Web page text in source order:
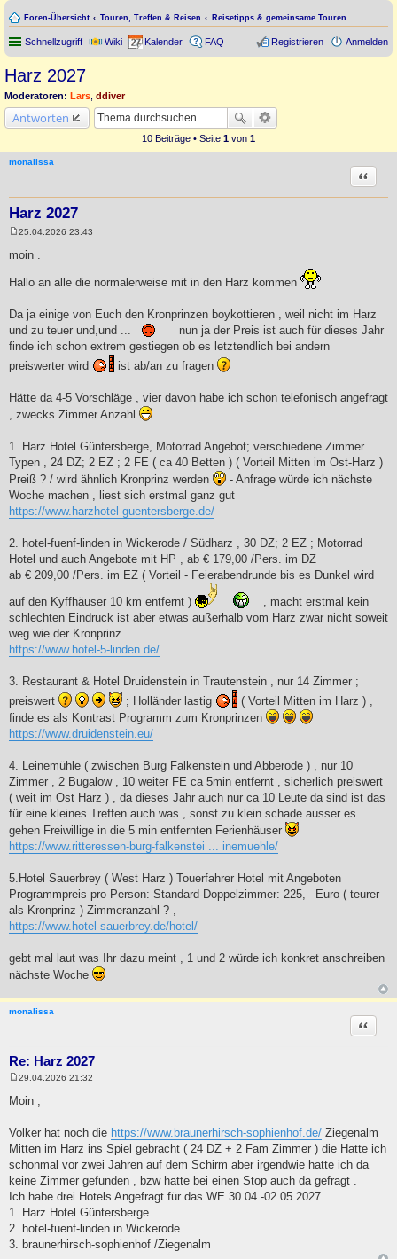
Foren-Übersicht Touren, Treffen & Reisen Reisetipps & gemeinsame Touren
Schnellzugriff Wiki Kalender FAQ Anmelden
Registrieren
Harz 2027
Moderatoren: Lars ddiver
Antworten
10 Beiträge • Seite 1 von 1
monalissa
Harz 2027
Zitat
i
r
25.04.2026 23:43
moin .
Hallo an alle die normalerweise mit in den Harz kommen
Da ja einige von Euch den Kronprinzen boykottieren , weil nicht im Harz
und zu teuer und,und ...
nun ja der Preis ist auch für dieses Jahr
finde ich schon extrem gestiegen ob es letztendlich bei andern
preiswerter wird
ist ab/an zu fragen
Hätte da 4-5 Vorschläge , vier davon habe ich schon telefonisch angefragt
, zwecks Zimmer Anzahl
1. Harz Hotel Güntersberge, Motorrad Angebot; verschiedene Zimmer
Typen , 24 DZ; 2 EZ ; 2 FE ( ca 40 Betten ) ( Vorteil Mitten im Ost-Harz )
Preiß ? / wird ähnlich Kronprinz werden
- Anfrage würde ich nächste
Woche machen , liest sich erstmal ganz gut
https://www.harzhotel-guentersberge.de/
2. hotel-fuenf-linden in Wickerode / Südharz , 30 DZ; 2 EZ ; Motorrad
Hotel und auch Angebote mit HP , ab € 179,00 /Pers. im DZ
ab € 209,00 /Pers. im EZ ( Vorteil - Feierabendrunde bis es Dunkel wird
auf den Kyffhäuser 10 km entfernt )
, macht erstmal kein
schlechten Eindruck ist aber etwas außerhalb vom Harz zwar nicht soweit
weg wie der Kronprinz
https://www.hotel-5-linden.de/
3. Restaurant & Hotel Druidenstein in Trautenstein , nur 14 Zimmer ;
preiswert
; Holländer lastig
( Vorteil Mitten im Harz ) ,
finde es als Kontrast Programm zum Kronprinzen
https://www.druidenstein.eu/
4. Leinemühle ( zwischen Burg Falkenstein und Abberode ) , nur 10
Zimmer , 2 Bugalow , 10 weiter FE ca 5min entfernt , sicherlich preiswert
( weit im Ost Harz ) , da dieses Jahr auch nur ca 10 Leute da sind ist das
für eine kleines Treffen auch was , sonst zu klein schade ausser es
gehen Freiwillige in die 5 min entfernten Ferienhäuser
https://www.ritteressen-burg-falkenstei ... inemuehle/
5.Hotel Sauerbrey ( West Harz ) Touerfahrer Hotel mit Angeboten
Programmpreis pro Person: Standard-Doppelzimmer: 225,– Euro ( teurer
als Kronprinz ) Zimmeranzahl ? ,
https://www.hotel-sauerbrey.de/hotel/
gebt mal laut was Ihr dazu meint , 1 und 2 würde ich konkret anschreiben
nächste Woche
monalissa
Re: Harz 2027
Zitat
i
a
g
29.04.2026 21:32
Moin ,
Volker hat noch die https://www.braunerhirsch-sophienhof.de/ Ziegenalm
Mitten im Harz ins Spiel gebracht ( 24 DZ + 2 Fam Zimmer ) die Hatte ich
schonmal vor zwei Jahren auf dem Schirm aber irgendwie hatte ich da
keine Zimmer gefunden , bzw hatte bei einen Stop auch da gefragt .
Ich habe drei Hotels Angefragt für das WE 30.04.-02.05.2027 .
1. Harz Hotel Güntersberge
2. hotel-fuenf-linden in Wickerode
3. braunerhirsch-sophienhof /Ziegenalm